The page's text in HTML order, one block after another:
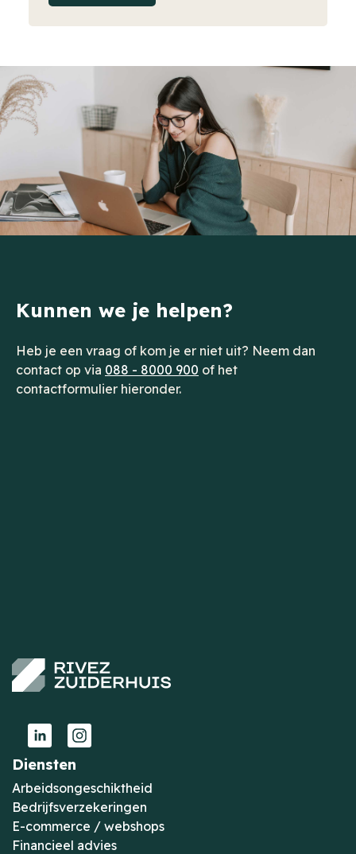
Kunnen we je helpen?
Heb je een vraag of kom je er niet uit? Neem dan
contact op via 088 - 8000 900 of het
contactformulier hieronder.
Diensten
Arbeidsongeschiktheid
Bedrijfsverzekeringen
E-commerce / webshops
Financieel advies